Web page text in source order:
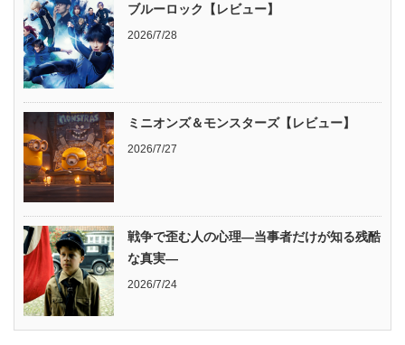
ブルーロック【レビュー】
2026/7/28
ミニオンズ＆モンスターズ【レビュー】
2026/7/27
戦争で歪む人の心理―当事者だけが知る残酷
な真実―
2026/7/24